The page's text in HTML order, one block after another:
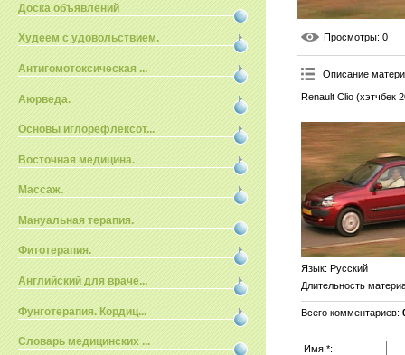
Доска объявлений
Худеем с удовольствием.
Антигомотоксическая ...
Аюрведа.
Основы иглорефлексот...
Восточная медицина.
Массаж.
Мануальная терапия.
Фитотерапия.
Английский для враче...
Фунготерапия. Кордиц...
Словарь медицинских ...
Просмотры: 0
Описание
Renault Сlio (хэтчбек
Язык: Русский
Длительность
Всего комментариев:
Имя *: